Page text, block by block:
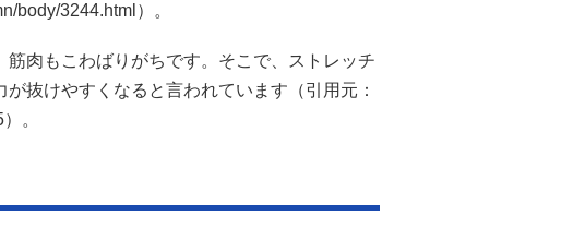
body/3244.html）。
肉もこわばりがちです。そこで、ストレッチ
抜けやすくなると言われています（引用元：
。